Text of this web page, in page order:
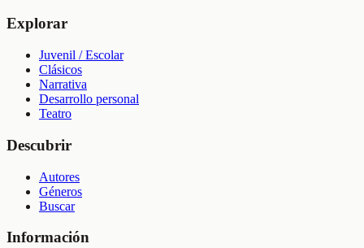
Explorar
Juvenil / Escolar
Clásicos
Narrativa
Desarrollo personal
Teatro
Descubrir
Autores
Géneros
Buscar
Información